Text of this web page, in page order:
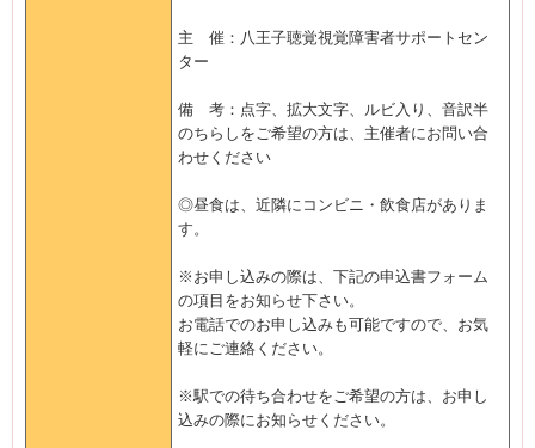
主 催：八王子聴覚視覚障害者サポートセン
ター
備 考：点字、拡大文字、ルビ入り、音訳半
のちらしをご希望の方は、主催者にお問い合
わせください
◎昼食は、近隣にコンビニ・飲食店がありま
す。
※お申し込みの際は、下記の申込書フォーム
の項目をお知らせ下さい。
お電話でのお申し込みも可能ですので、お気
軽にご連絡ください。
※駅での待ち合わせをご希望の方は、お申し
込みの際にお知らせください。